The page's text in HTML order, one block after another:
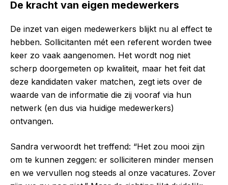
De kracht van eigen medewerkers
De inzet van eigen medewerkers blijkt nu al effect te
hebben. Sollicitanten mét een referent worden twee
keer zo vaak aangenomen. Het wordt nog niet
scherp doorgemeten op kwaliteit, maar het feit dat
deze kandidaten vaker matchen, zegt iets over de
waarde van de informatie die zij vooraf via hun
netwerk (en dus via huidige medewerkers)
ontvangen.
Sandra verwoordt het treffend: “Het zou mooi zijn
om te kunnen zeggen: er solliciteren minder mensen
en we vervullen nog steeds al onze vacatures. Zover